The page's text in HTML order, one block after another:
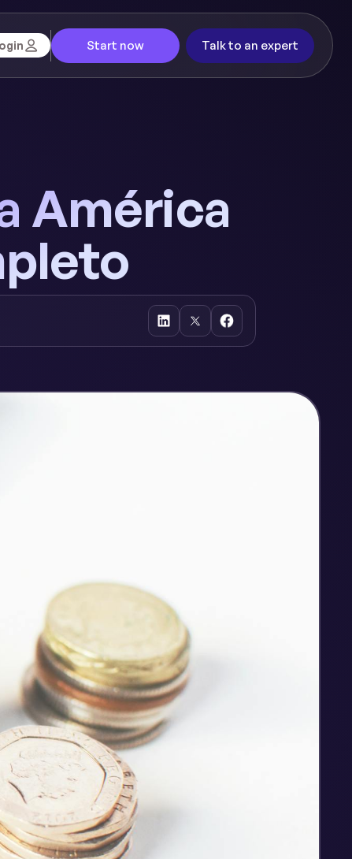
Start now Talk to an expert
América